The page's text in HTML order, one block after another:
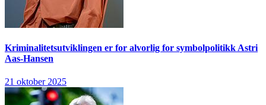
Kriminalitetsutviklingen er for alvorlig for symbolpolitikk Astri
Aas-Hansen
21 oktober 2025